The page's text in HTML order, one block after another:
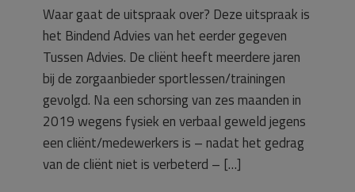
Waar gaat de uitspraak over? Deze uitspraak is
het Bindend Advies van het eerder gegeven
Tussen Advies. De cliënt heeft meerdere jaren
bij de zorgaanbieder sportlessen/trainingen
gevolgd. Na een schorsing van zes maanden in
2019 wegens fysiek en verbaal geweld jegens
een cliënt/medewerkers is – nadat het gedrag
van de cliënt niet is verbeterd – […]